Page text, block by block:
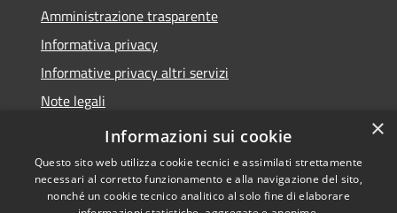
Amministrazione trasparente
Informativa privacy
Informative privacy altri servizi
Note legali
Dichiarazione di accessibilità
×
Informazioni sui cookie
Questo sito web utilizza cookie tecnici e assimilati strettamente
necessari al corretto funzionamento e alla navigazione del sito,
nonché un cookie tecnico analitico al solo fine di elaborare